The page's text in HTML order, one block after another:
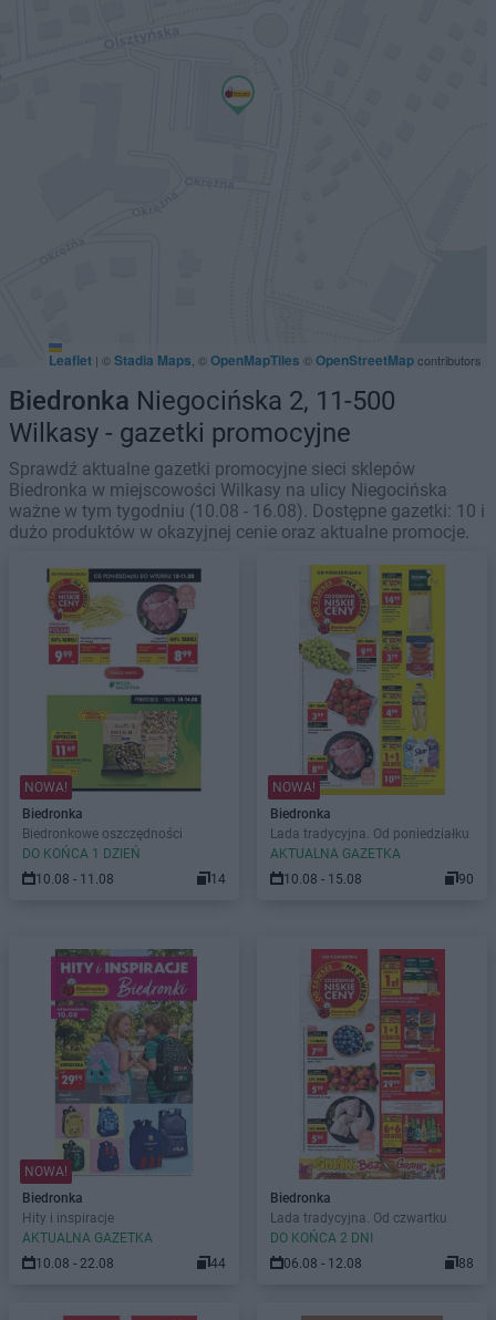
Leaflet | ©Stadia Maps , ©OpenMapTiles ©OpenStreetMapcontributors
Biedronka Niegocińska 2, 11-500
Wilkasy - gazetki promocyjne
Sprawdź aktualne gazetki promocyjne sieci sklepów
Biedronka w miejscowości Wilkasy na ulicy Niegocińska
ważne w tym tygodniu (10.08 - 16.08). Dostępne gazetki: 10 i
dużo produktów w okazyjnej cenie oraz aktualne promocje.
NOWA!
Biedronka
Biedronkowe oszczędności
DO KOŃCA 1 DZIEŃ
10.08 - 11.08
14
NOWA!
Biedronka
Lada tradycyjna. Od poniedziałku
AKTUALNA GAZETKA
10.08 - 15.08
90
NOWA!
Biedronka
Hity i inspiracje
AKTUALNA GAZETKA
10.08 - 22.08
44
Biedronka
Lada tradycyjna. Od czwartku
DO KOŃCA 2 DNI
06.08 - 12.08
88